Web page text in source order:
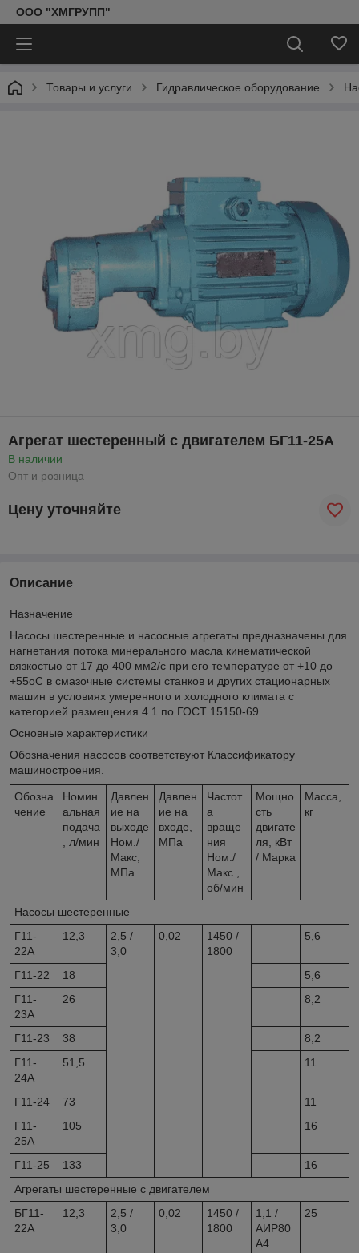
ООО "ХМГРУПП"
Товары и услуги Гидравлическое оборудование
Агрегат шестеренный с двигателем БГ11-25А
В наличии
Опт и розница
Цену уточняйте
Описание
Назначение
Насосы шестеренные и насосные агрегаты предназначены для
нагнетания потока минерального масла кинематической
вязкостью от 17 до 400 мм2/с при его температуре от +10 до
+55оС в смазочные системы станков и других стационарных
машин в условиях умеренного и холодного климата с
категорией размещения 4.1 по ГОСТ 15150-69.
Основные характеристики
Обозначения насосов соответствуют Классификатору
машиностроения.
Обозна
чение
Номин
альная
подача
, л/мин
Давлен
ие на
выходе
Ном./
Макс,
МПа
Давлен
ие на
входе,
МПа
Частот
а
враще
ния
Ном./
Макс.,
об/мин
Мощно
сть
двигате
ля, кВт
/ Марка
Масса,
кг
Насосы шестеренные
Г11-
22А
12,3
2,5 /
3,0
0,02
1450 /
1800
5,6
Г11-22 18
5,6
Г11-
23А
26 8,2
Г11-23 38
8,2
Г11-
24А
51,5 11
Г11-24 73
11
Г11-
25А
105 16
Г11-25 133
16
Агрегаты шестеренные с двигателем
БГ11-
22А
12,3
2,5 /
3,0
0,02
1450 /
1800
1,1 /
АИР80
А4
25